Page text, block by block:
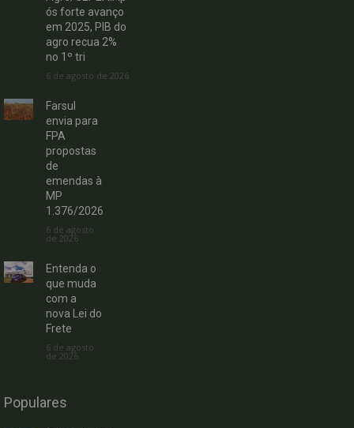
ós forte avanço
em 2025, PIB do
agro recua 2%
no 1º tri
6 de agosto de 2026
Farsul
envia para
FPA
propostas
de
emendas à
MP
1.376/2026
6 de agosto
de 2026
Entenda o
que muda
com a
nova Lei do
Frete
6 de agosto
de 2026
Populares